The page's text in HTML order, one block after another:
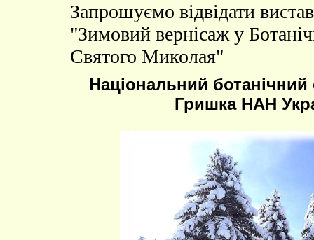
Запрошуємо відвідати
"Зимовий вернісаж у
Святого Миколая"
Національний
Гришка НАН